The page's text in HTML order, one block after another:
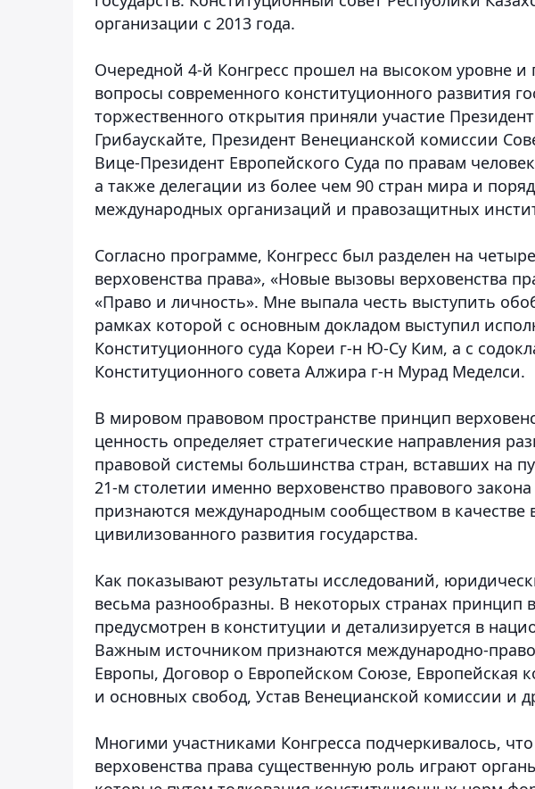
организации с 2013 года.
Очередной 4-й Конгресс прошел на высоком уровне и
вопросы современного конституционного развития
торжественного открытия приняли участие
Грибаускайте, Президент Венецианской комиссии
Вице-Президент Европейского Суда по правам
а также делегации из более чем 90 стран мира и
международных организаций и правозащитных
Согласно программе, Конгресс был разделен на
верховенства права», «Новые вызовы верховенства
«Право и личность». Мне выпала честь выступить
рамках которой с основным докладом выступил
Конституционного суда Кореи г-н Ю-Су Ким, а с
Конституционного совета Алжира г-н Мурад Меделси.
В мировом правовом пространстве принцип
ценность определяет стратегические направления
правовой системы большинства стран, вставших на
21-м столетии именно верховенство правового
признаются международным сообществом в
цивилизованного развития государства.
Как показывают результаты исследований,
весьма разнообразны. В некоторых странах принцип
предусмотрен в конституции и детализируется в
Важным источником признаются международно-
Европы, Договор о Европейском Союзе, Европейская
и основных свобод, Устав Венецианской комиссии и
Многими участниками Конгресса подчеркивалось,
верховенства права существенную роль играют